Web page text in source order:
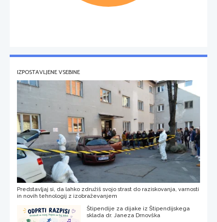
IZPOSTAVLJENE VSEBINE
Predstavljaj si, da lahko združiš svojo strast do raziskovanja, varnosti
in novih tehnologij z izobraževanjem
Štipendije za dijake iz Štipendijskega
sklada dr. Janeza Drnovška